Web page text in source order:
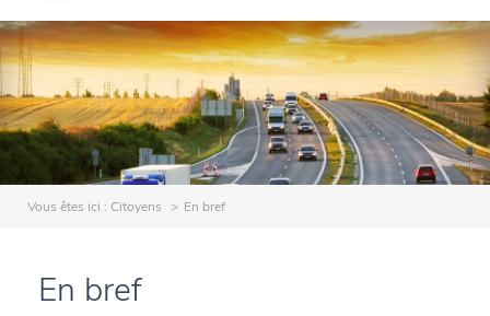
Vous êtes ici : Citoyens En bref
En bref